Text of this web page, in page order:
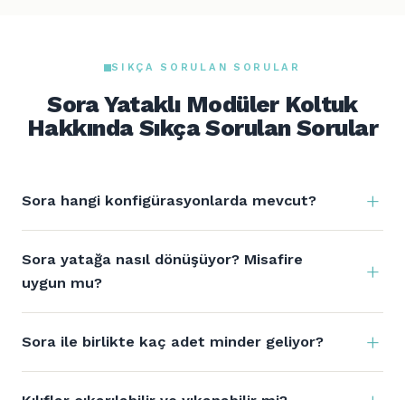
SIKÇA SORULAN SORULAR
Sora Yataklı Modüler Koltuk
Hakkında Sıkça Sorulan Sorular
Sora hangi konfigürasyonlarda mevcut?
Sora yatağa nasıl dönüşüyor? Misafire
uygun mu?
Sora ile birlikte kaç adet minder geliyor?